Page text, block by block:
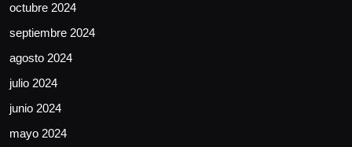
octubre 2024
septiembre 2024
agosto 2024
julio 2024
junio 2024
mayo 2024